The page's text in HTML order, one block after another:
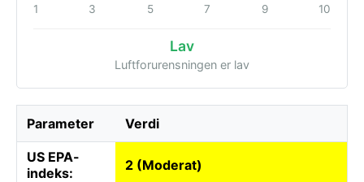
1 3 5 7 9 10
Lav
Luftforurensningen er lav
Parameter Verdi
US EPA-
indeks:
2 (Moderat)